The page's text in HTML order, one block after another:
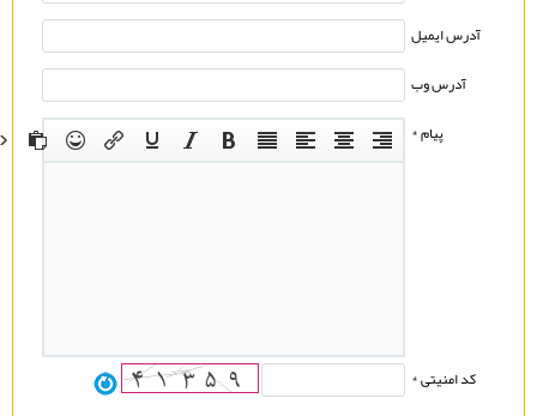
آدرس ایمیل
آدرس وب
پیام *
کد امنیتی *